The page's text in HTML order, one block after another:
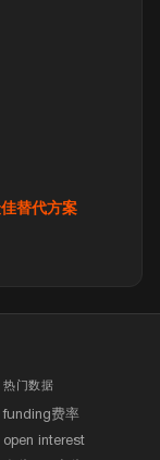
替代方案
热门数据
funding费率
open interest